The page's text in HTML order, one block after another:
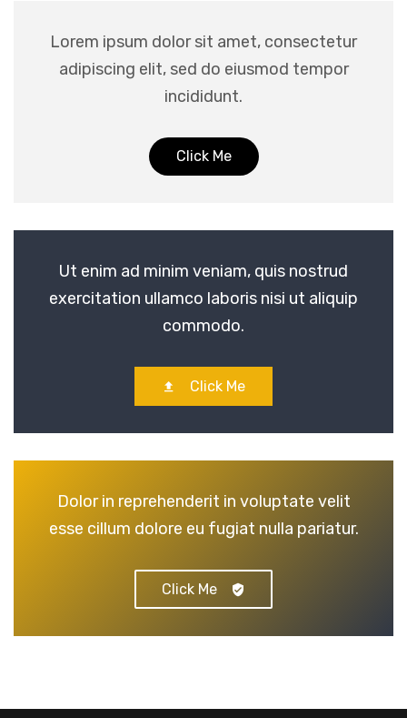
Lorem ipsum dolor sit amet, consectetur
adipiscing elit, sed do eiusmod tempor
incididunt.
Click Me
Ut enim ad minim veniam, quis nostrud
exercitation ullamco laboris nisi ut aliquip
commodo.
Click Me
Dolor in reprehenderit in voluptate velit
esse cillum dolore eu fugiat nulla pariatur.
Click Me